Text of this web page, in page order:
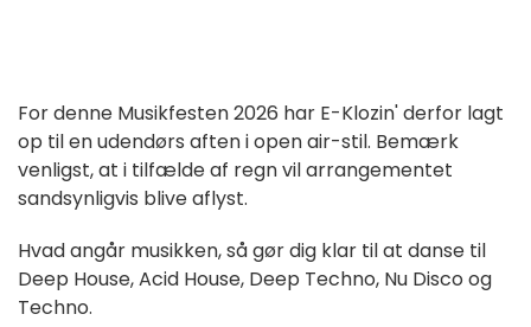
For denne Musikfesten 2026 har E-Klozin' derfor lagt
op til en udendørs aften i open air-stil. Bemærk
venligst, at i tilfælde af regn vil arrangementet
sandsynligvis blive aflyst.
Hvad angår musikken, så gør dig klar til at danse til
Deep House, Acid House, Deep Techno, Nu Disco og
Techno.